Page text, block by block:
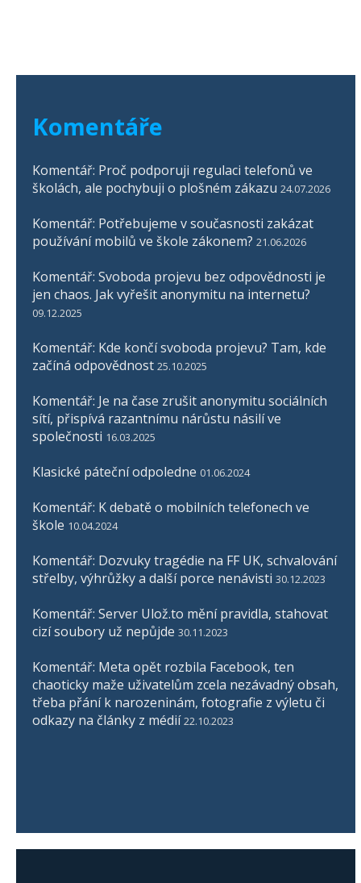
Komentáře
Komentář: Proč podporuji regulaci telefonů ve
školách, ale pochybuji o plošném zákazu 24.07.2026
Komentář: Potřebujeme v současnosti zakázat
používání mobilů ve škole zákonem? 21.06.2026
Komentář: Svoboda projevu bez odpovědnosti je
jen chaos. Jak vyřešit anonymitu na internetu?
09.12.2025
Komentář: Kde končí svoboda projevu? Tam, kde
začíná odpovědnost 25.10.2025
Komentář: Je na čase zrušit anonymitu sociálních
sítí, přispívá razantnímu nárůstu násilí ve
společnosti 16.03.2025
Klasické páteční odpoledne 01.06.2024
Komentář: K debatě o mobilních telefonech ve
škole 10.04.2024
Komentář: Dozvuky tragédie na FF UK, schvalování
střelby, výhrůžky a další porce nenávisti 30.12.2023
Komentář: Server Ulož.to mění pravidla, stahovat
cizí soubory už nepůjde 30.11.2023
Komentář: Meta opět rozbila Facebook, ten
chaoticky maže uživatelům zcela nezávadný obsah,
třeba přání k narozeninám, fotografie z výletu či
odkazy na články z médií 22.10.2023